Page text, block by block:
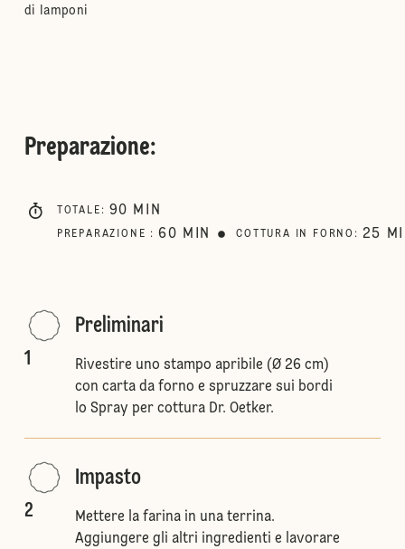
di lamponi
Preparazione:
TOTALE : 90 MIN
PREPARAZIONE : 60 MIN COTTURA IN FORNO : 25
1
Preliminari
Rivestire uno stampo apribile (Ø 26 cm)
con carta da forno e spruzzare sui bordi
lo Spray per cottura Dr. Oetker.
2
Impasto
Mettere la farina in una terrina.
Aggiungere gli altri ingredienti e lavorare